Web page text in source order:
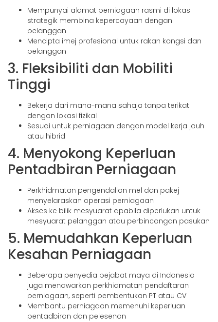
Mempunyai alamat perniagaan rasmi di lokasi
strategik membina kepercayaan dengan
pelanggan
Mencipta imej profesional untuk rakan kongsi dan
pelanggan
3. Fleksibiliti dan Mobiliti
Tinggi
Bekerja dari mana-mana sahaja tanpa terikat
dengan lokasi fizikal
Sesuai untuk perniagaan dengan model kerja jauh
atau hibrid
4. Menyokong Keperluan
Pentadbiran Perniagaan
Perkhidmatan pengendalian mel dan pakej
menyelaraskan operasi perniagaan
Akses ke bilik mesyuarat apabila diperlukan untuk
mesyuarat pelanggan atau perbincangan pasukan
5. Memudahkan Keperluan
Kesahan Perniagaan
Beberapa penyedia pejabat maya di Indonesia
juga menawarkan perkhidmatan pendaftaran
perniagaan, seperti pembentukan PT atau CV
Membantu perniagaan memenuhi keperluan
pentadbiran dan pelesenan